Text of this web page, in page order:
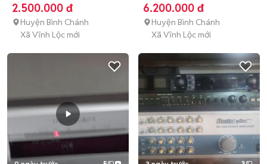
2.500.000 đ
Huyện Bình Chánh
Xã Vĩnh Lộc mới
6.200.000 đ
Huyện Bình Chánh
Xã Vĩnh Lộc mới